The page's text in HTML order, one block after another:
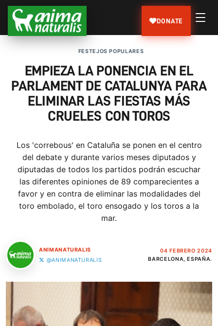
DONATE
FESTEJOS POPULARES
EMPIEZA LA PONENCIA EN EL
PARLAMENT DE CATALUNYA PARA
ELIMINAR LAS FIESTAS MÁS
CRUELES CON TOROS
Los 'correbous' en Cataluña se ponen en el centro
del debate y durante varios meses diputados y
diputadas de todos los partidos podrán escuchar
las diferentes opiniones de 89 comparecientes a
favor y en contra de eliminar las modalidades del
toro embolado, el toro ensogado y los toros a la
mar.
ANIMANATURALIS
@ANIMANATURALIS
04 FEBRERO 2024
BARCELONA, ESPAÑA.